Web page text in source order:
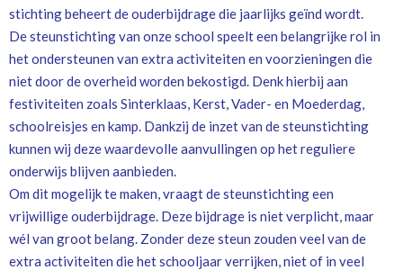
stichting beheert de ouderbijdrage die jaarlijks geïnd wordt.
De steunstichting van onze school speelt een belangrijke rol in
het ondersteunen van extra activiteiten en voorzieningen die
niet door de overheid worden bekostigd. Denk hierbij aan
festiviteiten zoals Sinterklaas, Kerst, Vader- en Moederdag,
schoolreisjes en kamp. Dankzij de inzet van de steunstichting
kunnen wij deze waardevolle aanvullingen op het reguliere
onderwijs blijven aanbieden.
Om dit mogelijk te maken, vraagt de steunstichting een
vrijwillige ouderbijdrage. Deze bijdrage is niet verplicht, maar
wél van groot belang. Zonder deze steun zouden veel van de
extra activiteiten die het schooljaar verrijken, niet of in veel